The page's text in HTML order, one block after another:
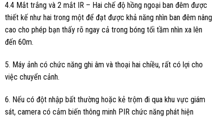
4.4 Mắt trắng và 2 mắt IR – Hai chế độ hồng ngoại ban đêm được
thiết kế như hai trong một để đạt được khả năng nhìn ban đêm nâng
cao cho phép bạn thấy rõ ngay cả trong bóng tối tầm nhìn xa lên
đến 60m.
5. Máy ảnh có chức năng ghi âm và thoại hai chiều, rất có lợi cho
việc chuyển cảnh.
6. Nếu có đột nhập bất thường hoặc kẻ trộm đi qua khu vực giám
sát, camera có cảm biến thông minh PIR chức năng phát hiện